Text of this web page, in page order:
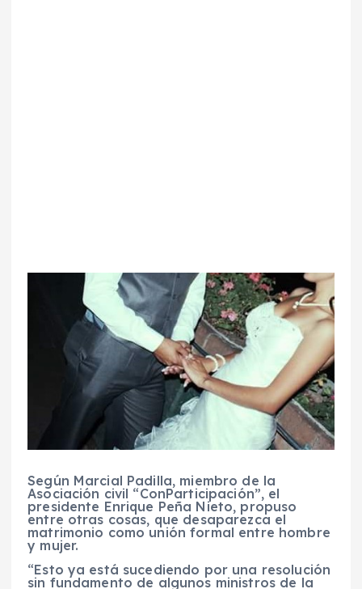
Según Marcial Padilla, miembro de la
Asociación civil “ConParticipación”, el
presidente Enrique Peña Nieto, propuso
entre otras cosas, que desaparezca el
matrimonio como unión formal entre hombre
y mujer.
“Esto ya está sucediendo por una resolución
sin fundamento de algunos ministros de la